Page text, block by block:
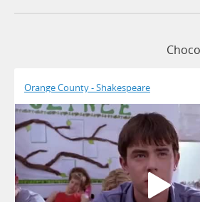
Orange County - Shakespeare